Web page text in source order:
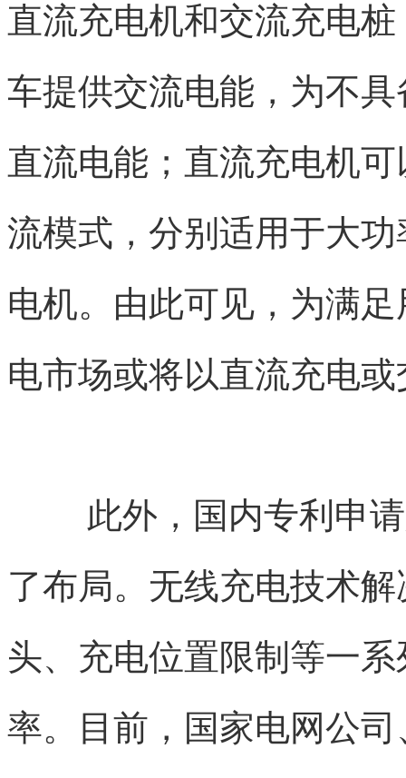
直流充电机和交流充电
车提供交流电能，为不
直流电能；直流充电机
流模式，分别适用于大
电机。由此可见，为满
电市场或将以直流充电
此外，国内专利申
了布局。无线充电技术
头、充电位置限制等一
率。目前，国家电网公